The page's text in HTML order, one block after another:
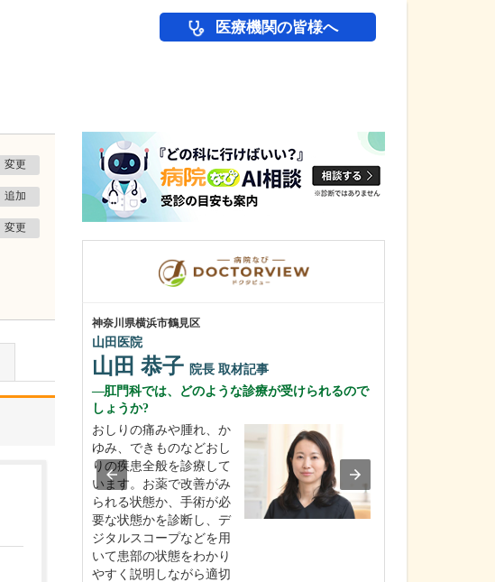
医療機関の皆様へ
変更
追加
変更
神奈川県横浜市鶴見区
山田医院
山田 恭子 院長 取材記事
肛門科では、どのような診療が受けられるので
しょうか?
おしりの痛みや腫れ、か
ゆみ、できものなどおし
りの疾患全般を診療して
います。お薬で改善がみ
られる状態か、手術が必
要な状態かを診断し、デ
ジタルスコープなどを用
いて患部の状態をわかり
やすく説明しながら適切